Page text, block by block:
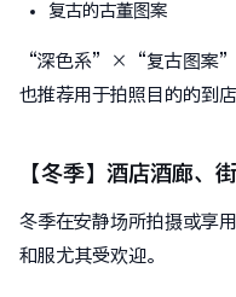
复古的古董图案
“深色系”×“复古图案”
也推荐用于拍照目的的到店
【冬季】酒店酒廊、
冬季在安静场所拍摄或享
和服尤其受欢迎。